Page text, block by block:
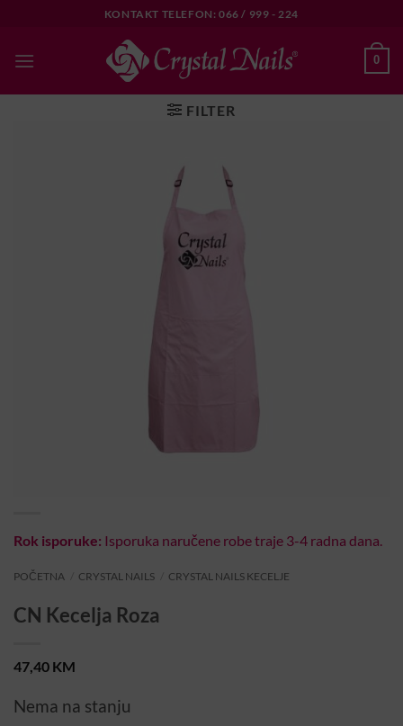
content
KONTAKT TELEFON: 066 / 999 - 224
0
FILTER
Rok isporuke: Isporuka naručene robe traje 3-4 radna dana.
POČETNA CRYSTAL NAILS CRYSTAL NAILS KECELJE
CN Kecelja Roza
47,40 KM
Nema na stanju